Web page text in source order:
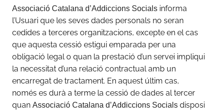
Associació Catalana d’Addiccions Socials informa
l’Usuari que les seves dades personals no seran
cedides a terceres organitzacions, excepte en el cas
que aquesta cessió estigui emparada per una
obligació legal o quan la prestació d’un servei impliqui
la necessitat d’una relació contractual amb un
encarregat de tractament. En aquest últim cas,
només es durà a terme la cessió de dades al tercer
quan Associació Catalana d’Addiccions Socials disposi